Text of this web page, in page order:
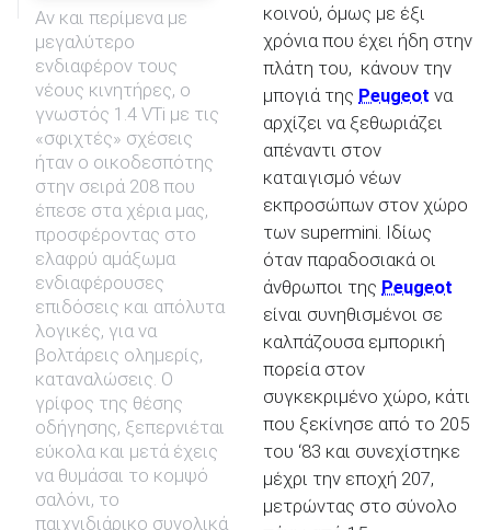
Αν και περίμενα με
μεγαλύτερο
ενδιαφέρον τους
νέους κινητήρες, ο
γνωστός 1.4 VTi με τις
«σφιχτές» σχέσεις
ήταν ο οικοδεσπότης
στην σειρά 208 που
έπεσε στα χέρια μας,
προσφέροντας στο
ελαφρύ αμάξωμα
ενδιαφέρουσες
επιδόσεις και απόλυτα
λογικές, για να
βολτάρεις ολημερίς,
καταναλώσεις. Ο
γρίφος της θέσης
οδήγησης, ξεπερνιέται
εύκολα και μετά έχεις
να θυμάσαι το κομψό
σαλόνι, το
παιχνιδιάρικο συνολικά
κοινού, όμως με έξι
χρόνια που έχει ήδη στην
πλάτη του, κάνουν την
μπογιά της Peugeot να
αρχίζει να ξεθωριάζει
απέναντι στον
καταιγισμό νέων
εκπροσώπων στον χώρο
των supermini. Ιδίως
όταν παραδοσιακά οι
άνθρωποι της Peugeot
είναι συνηθισμένοι σε
καλπάζουσα εμπορική
πορεία στον
συγκεκριμένο χώρο, κάτι
που ξεκίνησε από το 205
του ‘83 και συνεχίστηκε
μέχρι την εποχή 207,
μετρώντας στο σύνολο